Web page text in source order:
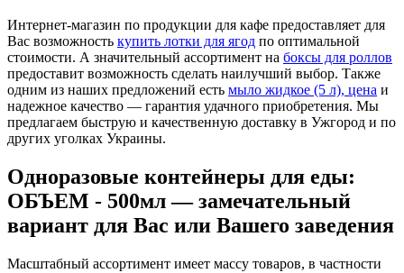
Интернет-магазин по продукции для кафе предоставляет для
Вас возможность купить лотки для ягод по оптимальной
стоимости. А значительный ассортимент на боксы для роллов
предоставит возможность сделать наилучший выбор. Также
одним из наших предложений есть мыло жидкое (5 л), цена и
надежное качество — гарантия удачного приобретения. Мы
предлагаем быструю и качественную доставку в Ужгород и по
других уголках Украины.
Одноразовые контейнеры для еды:
ОБЪЕМ - 500мл — замечательный
вариант для Вас или Вашего заведения
Масштабный ассортимент имеет массу товаров, в частности